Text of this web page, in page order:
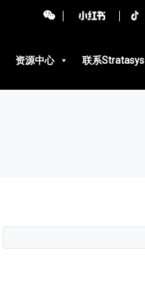
资源中心 联系Stratasys